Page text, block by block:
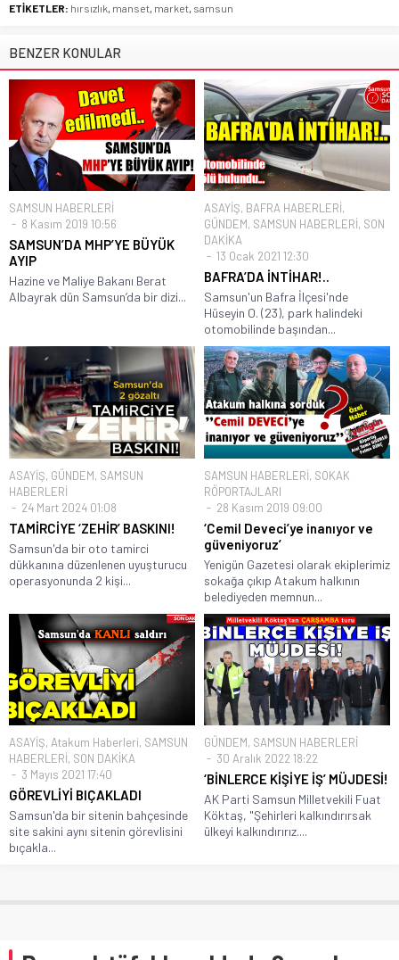
ETİKETLER: hırsızlık, manset, market, samsun
BENZER KONULAR
SAMSUN HABERLERİ
8 Kasım 2019 10:56
SAMSUN’DA MHP’YE BÜYÜK
AYIP
Hazine ve Maliye Bakanı Berat
Albayrak dün Samsun’da bir dizi...
ASAYİŞ, BAFRA HABERLERİ,
GÜNDEM, SAMSUN HABERLERİ, SON
DAKİKA
13 Ocak 2021 12:30
BAFRA’DA İNTİHAR!..
Samsun'un Bafra İlçesi'nde
Hüseyin O. (23), park halindeki
otomobilinde başından...
ASAYİŞ, GÜNDEM, SAMSUN
HABERLERİ
24 Mart 2024 01:08
TAMİRCİYE ‘ZEHİR’ BASKINI!
Samsun'da bir oto tamirci
dükkanına düzenlenen uyuşturucu
operasyonunda 2 kişi...
SAMSUN HABERLERİ, SOKAK
RÖPORTAJLARI
28 Kasım 2019 09:00
‘Cemil Deveci’ye inanıyor ve
güveniyoruz’
Yenigün Gazetesi olarak ekiplerimiz
sokağa çıkıp Atakum halkının
belediyeden memnun...
ASAYİŞ, Atakum Haberleri, SAMSUN
HABERLERİ, SON DAKİKA
3 Mayıs 2021 17:40
GÖREVLİYİ BIÇAKLADI
Samsun'da bir sitenin bahçesinde
site sakini aynı sitenin görevlisini
bıçakla...
GÜNDEM, SAMSUN HABERLERİ
30 Aralık 2022 18:22
‘BİNLERCE KİŞİYE İŞ’ MÜJDESİ!
AK Parti Samsun Milletvekili Fuat
Köktaş, "Şehirleri kalkındırırsak
ülkeyi kalkındırırız....